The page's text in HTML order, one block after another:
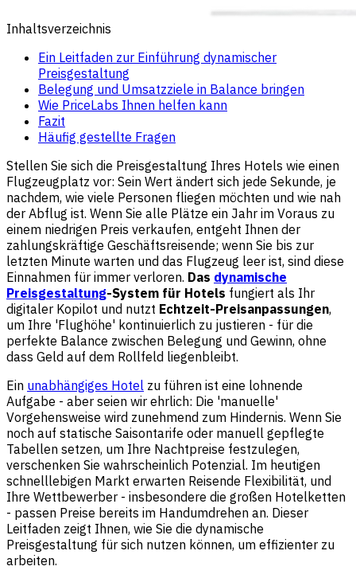
Inhaltsverzeichnis
Ein Leitfaden zur Einführung dynamischer
Preisgestaltung
Belegung und Umsatzziele in Balance bringen
Wie PriceLabs Ihnen helfen kann
Fazit
Häufig gestellte Fragen
Stellen Sie sich die Preisgestaltung Ihres Hotels wie einen
Flugzeugplatz vor: Sein Wert ändert sich jede Sekunde, je
nachdem, wie viele Personen fliegen möchten und wie nah
der Abflug ist. Wenn Sie alle Plätze ein Jahr im Voraus zu
einem niedrigen Preis verkaufen, entgeht Ihnen der
zahlungskräftige Geschäftsreisende; wenn Sie bis zur
letzten Minute warten und das Flugzeug leer ist, sind diese
Einnahmen für immer verloren. Das dynamische
Preisgestaltung-System für Hotels fungiert als Ihr
digitaler Kopilot und nutzt Echtzeit-Preisanpassungen,
um Ihre 'Flughöhe' kontinuierlich zu justieren - für die
perfekte Balance zwischen Belegung und Gewinn, ohne
dass Geld auf dem Rollfeld liegenbleibt.
Ein unabhängiges Hotel zu führen ist eine lohnende
Aufgabe - aber seien wir ehrlich: Die 'manuelle'
Vorgehensweise wird zunehmend zum Hindernis. Wenn Sie
noch auf statische Saisontarife oder manuell gepflegte
Tabellen setzen, um Ihre Nachtpreise festzulegen,
verschenken Sie wahrscheinlich Potenzial. Im heutigen
schnelllebigen Markt erwarten Reisende Flexibilität, und
Ihre Wettbewerber - insbesondere die großen Hotelketten
- passen Preise bereits im Handumdrehen an. Dieser
Leitfaden zeigt Ihnen, wie Sie die dynamische
Preisgestaltung für sich nutzen können, um effizienter zu
arbeiten.